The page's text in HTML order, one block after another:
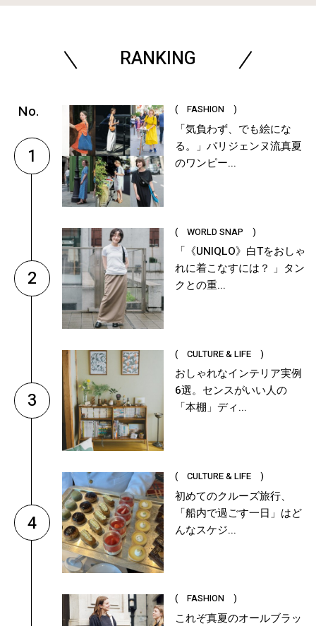
RANKING
1
( FASHION )
「気負わず、でも絵にな
る。」パリジェンヌ流真夏
のワンピー...
2
( WORLD SNAP )
「《UNIQLO》白Tをおしゃ
れに着こなすには？ 」タン
クとの重...
3
( CULTURE & LIFE )
おしゃれなインテリア実例
6選。センスがいい人の
「本棚」ディ...
4
( CULTURE & LIFE )
初めてのクルーズ旅行、
「船内で過ごす一日」はど
んなスケジ...
( FASHION )
これぞ真夏のオールブラッ